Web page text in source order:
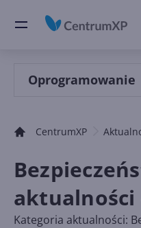
Oprogramowanie
CentrumXP
aktualności
Kategoria aktualności: